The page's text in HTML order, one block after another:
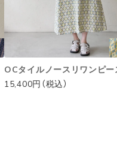
OCタイルノースリワンピー
15,400円（税込）